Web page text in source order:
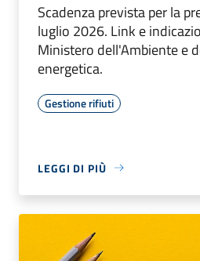
Scadenza prevista per la
luglio 2026. Link e
Ministero dell'Ambiente e
energetica.
Gestione rifiuti
LEGGI DI PIÙ